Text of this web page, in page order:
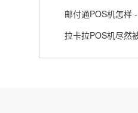
邮付通POS机怎样